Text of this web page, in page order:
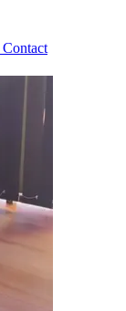
Contact